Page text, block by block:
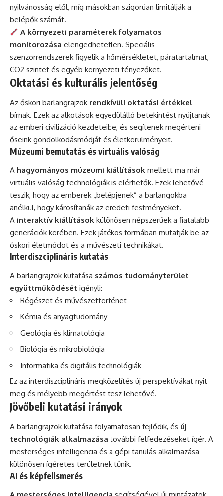
nyilvánosság elől, míg másokban szigorúan limitálják a
belépők számát.
A környezeti paraméterek folyamatos
monitorozása elengedhetetlen. Speciális
szenzorrendszerek figyelik a hőmérsékletet, páratartalmat,
CO2 szintet és egyéb környezeti tényezőket.
Oktatási és kulturális jelentőség
Az őskori barlangrajzok rendkívüli oktatási értékkel
bírnak. Ezek az alkotások egyedülálló betekintést nyújtanak
az emberi civilizáció kezdeteibe, és segítenek megérteni
őseink gondolkodásmódját és életkörülményeit.
Múzeumi bemutatás és virtuális valóság
A hagyományos múzeumi kiállítások mellett ma már
virtuális valóság technológiák is elérhetők. Ezek lehetővé
teszik, hogy az emberek „belépjenek” a barlangokba
anélkül, hogy károsítanák az eredeti festményeket.
A interaktív kiállítások különösen népszerűek a fiatalabb
generációk körében. Ezek játékos formában mutatják be az
őskori életmódot és a művészeti technikákat.
Interdiszciplináris kutatás
A barlangrajzok kutatása számos tudományterület
együttműködését igényli:
Régészet és művészettörténet
Kémia és anyagtudomány
Geológia és klimatológia
Biológia és mikrobiológia
Informatika és digitális technológiák
Ez az interdiszciplináris megközelítés új perspektívákat nyit
meg és mélyebb megértést tesz lehetővé.
Jövőbeli kutatási irányok
A barlangrajzok kutatása folyamatosan fejlődik, és új
technológiák alkalmazása további felfedezéseket ígér. A
mesterséges intelligencia és a gépi tanulás alkalmazása
különösen ígéretes területnek tűnik.
AI és képfelismerés